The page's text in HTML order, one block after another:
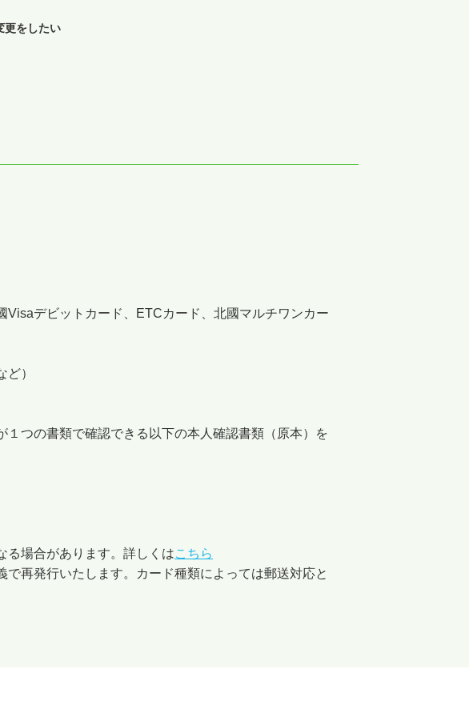
更をしたい
Visaデビットカード、ETCカード、北國マルチワンカー
）
つの書類で確認できる以下の本人確認書類（原本）を
る場合があります。詳しくはこちら
再発行いたします。カード種類によっては郵送対応と